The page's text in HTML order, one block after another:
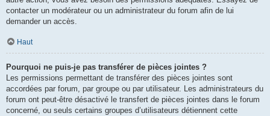
contacter un modérateur ou un administrateur du forum afin de lui
demander un accès.
Haut
Pourquoi ne puis-je pas transférer de pièces jointes ?
Les permissions permettant de transférer des pièces jointes sont
accordées par forum, par groupe ou par utilisateur. Les administrateurs du
forum ont peut-être désactivé le transfert de pièces jointes dans le forum
concerné, ou seuls certains groupes d’utilisateurs détiennent cette